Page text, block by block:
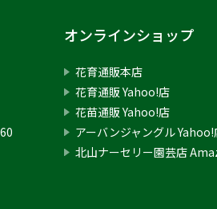
オンラインショップ
花育通販本店
花育通販 Yahoo!店
花苗通販 Yahoo!店
アーバンジャングル Yahoo!
北山ナーセリー園芸店